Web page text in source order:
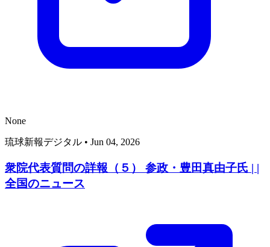
None
琉球新報デジタル • Jun 04, 2026
衆院代表質問の詳報（５） 参政・豊田真由子氏 | |
全国のニュース